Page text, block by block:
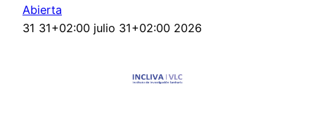
Abierta
31 31+02:00 julio 31+02:00 2026